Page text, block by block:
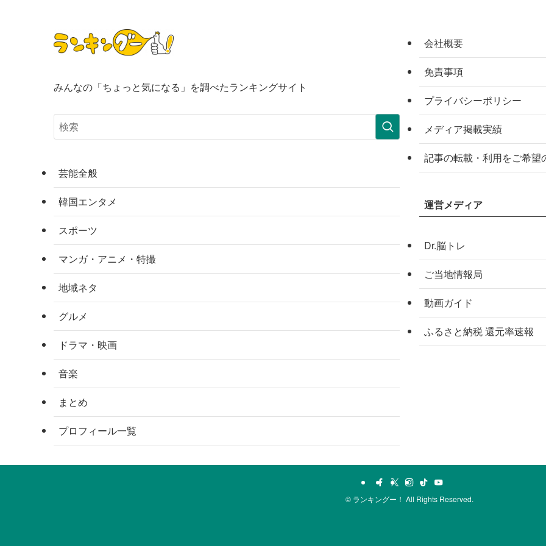
みんなの「ちょっと気になる」を調べたランキングサイト
芸能全般
韓国エンタメ
スポーツ
マンガ・アニメ・特撮
地域ネタ
グルメ
ドラマ・映画
音楽
まとめ
プロフィール一覧
会社概要
免責事項
プライバシーポリシー
メディア掲載実績
記事の転載・利用をご希望
運営メディア
Dr.脳トレ
ご当地情報局
動画ガイド
ふるさと納税 還元率速報
© ランキングー！ All Rights Reserved.